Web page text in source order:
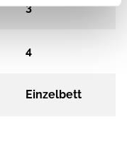
3
4
Einzelbett